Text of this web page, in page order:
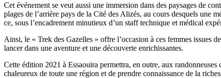
Cet événement se veut aussi une immersion dans des paysages de
plages de l’arrière pays de la Cité des Alizés, au cours desquels une
ce, sous l’encadrement minutieux d’un staff technique et médical
Ainsi, le « Trek des Gazelles » offre l’occasion à ces femmes issues
lancer dans une aventure et une découverte enrichissantes.
Cette édition 2021 à Essaouira permettra, en outre, aux
chaleureux de toute une région et de prendre connaissance de la